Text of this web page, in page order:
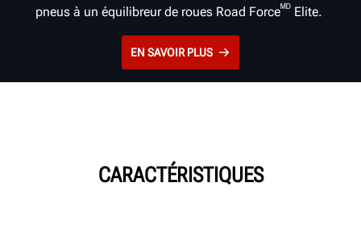
pneus à un équilibreur de roues Road Forceᴹᴰ Elite.
EN SAVOIR PLUS
CARACTÉRISTIQUES